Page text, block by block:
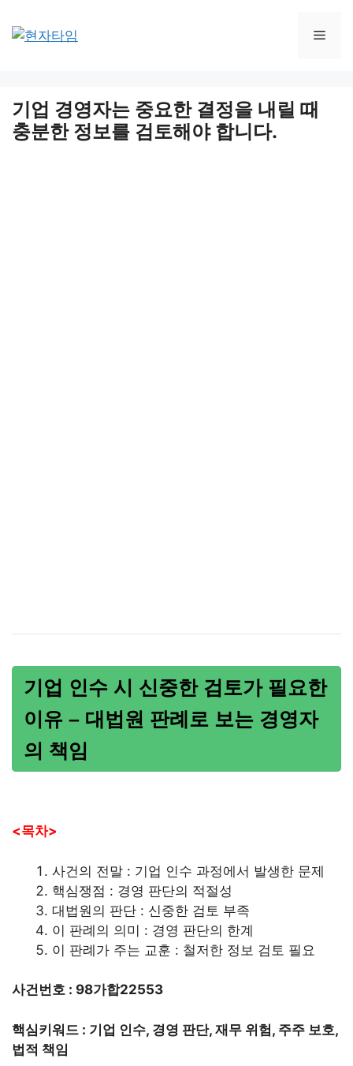
기업 경영자는 중요한 결정을 내릴 때
충분한 정보를 검토해야 합니다.
기업 인수 시 신중한 검토가 필요한
이유 – 대법원 판례로 보는 경영자
의 책임
<목차>
사건의 전말 : 기업 인수 과정에서 발생한 문제
핵심쟁점 : 경영 판단의 적절성
대법원의 판단 : 신중한 검토 부족
이 판례의 의미 : 경영 판단의 한계
이 판례가 주는 교훈 : 철저한 정보 검토 필요
사건번호 : 98가합22553
핵심키워드 : 기업 인수, 경영 판단, 재무 위험, 주주 보호,
법적 책임